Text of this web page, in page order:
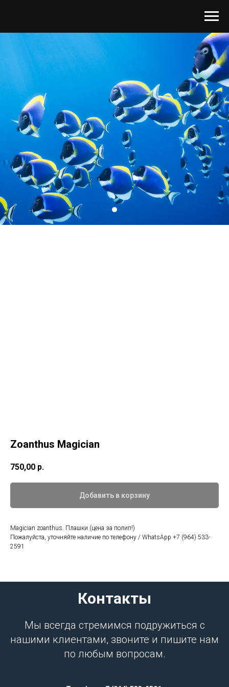
Zoanthus Magician
750,00 р.
Добавить в корзину
Magician zoanthus. Плашки (цена за полип!)
Пожалуйста, уточняйте наличие по телефону / WhatsApp +7 (964) 533-
2591
Контакты
Мы всегда стремимся подружиться с
нашими клиентами, звоните и пишите нам
по любым вопросам.